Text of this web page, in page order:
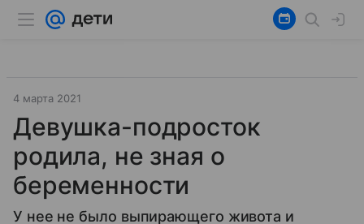
4 марта 2021
Девушка-подросток
родила, не зная о
беременности
У нее не было выпирающего живота и